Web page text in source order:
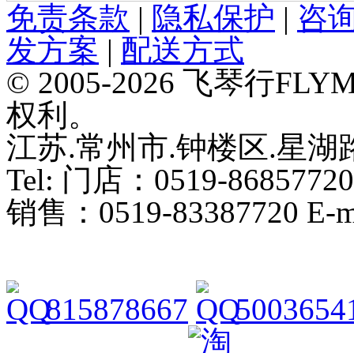
免责条款 | 隐私保护 | 咨
发方案 | 配送方式
© 2005-2026 飞琴行
权利。
江苏.常州市.钟楼区.星湖
Tel: 门店：0519-86857720
销售：0519-83387720 E-
815878667